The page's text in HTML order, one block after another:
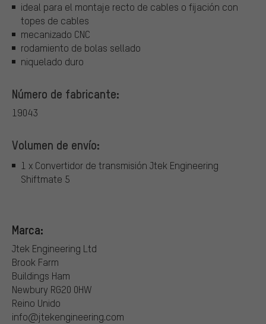
ideal para el montaje recto de cables o fijación con
topes de cables
mecanizado CNC
rodamiento de bolas sellado
niquelado duro
Número de fabricante:
19043
Volumen de envío:
1 x Convertidor de transmisión Jtek Engineering
Shiftmate 5
Marca:
Jtek Engineering Ltd
Brook Farm
Buildings Ham
Newbury RG20 0HW
Reino Unido
info@jtekengineering.com